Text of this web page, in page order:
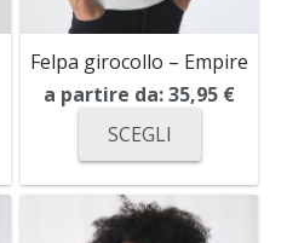
Felpa girocollo – Empire
a partire da:35,95 €
SCEGLI